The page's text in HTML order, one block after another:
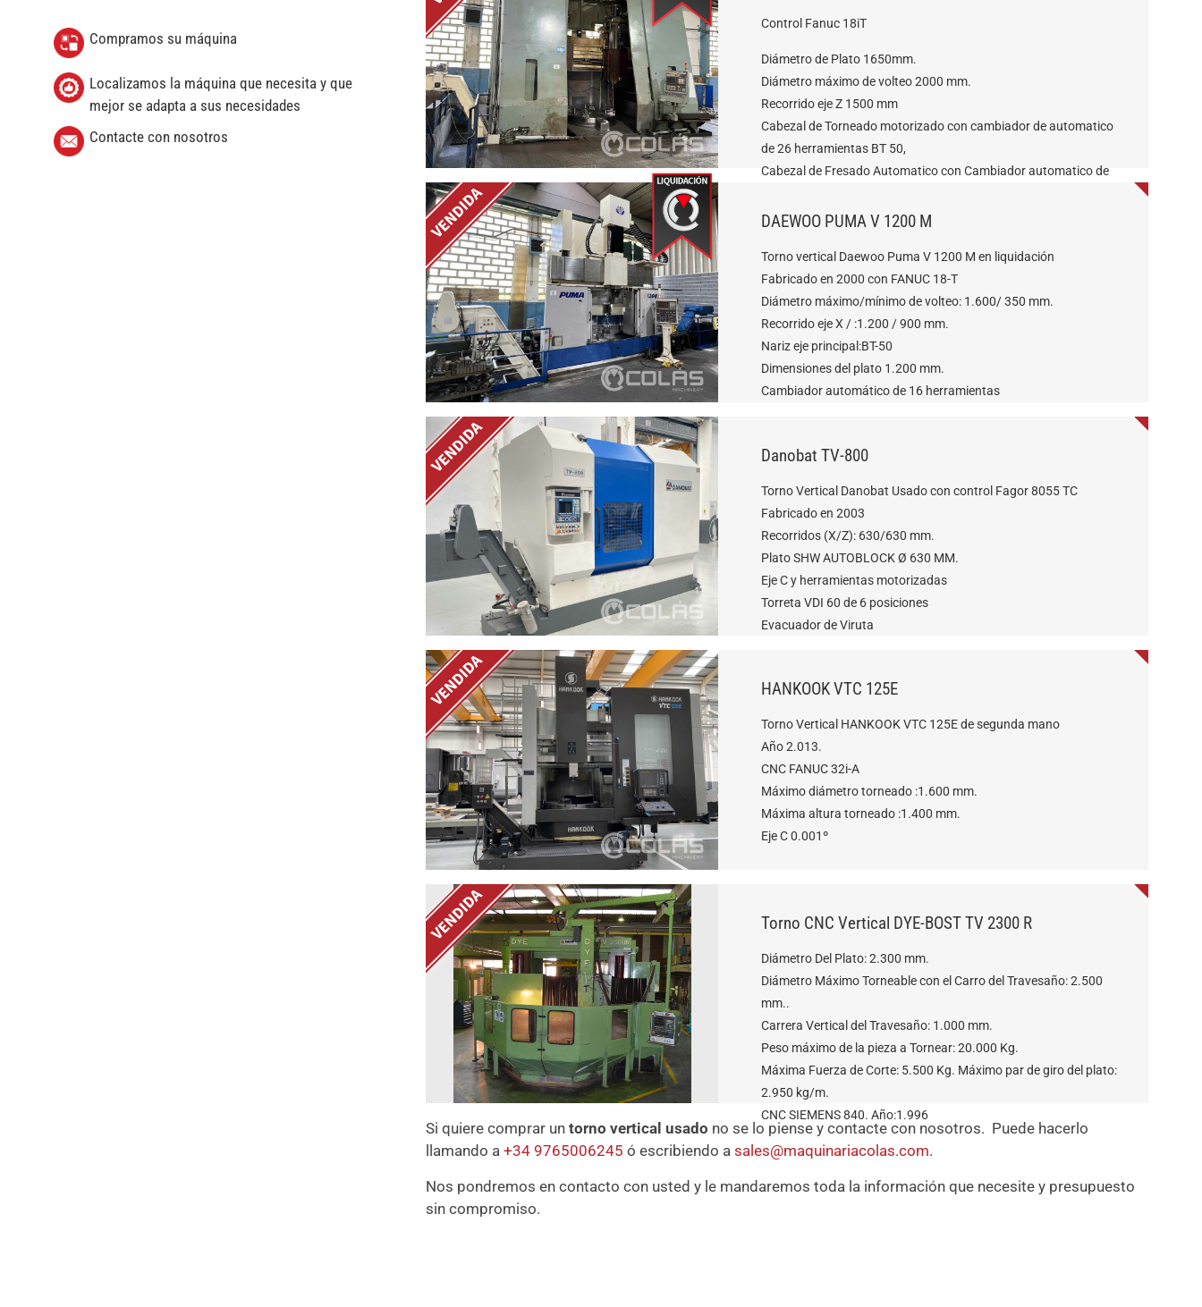
Control Fanuc 18iT
Diámetro de Plato 1650mm.
Diámetro máximo de volteo 2000 mm.
Recorrido eje Z 1500 mm
Cabezal de Torneado motorizado con cambiador de automatico
de 26 herramientas BT 50,
Cabezal de Fresado Automatico con Cambiador automatico de
DAEWOO PUMA V 1200 M
Torno vertical Daewoo Puma V 1200 M en liquidación
Fabricado en 2000 con FANUC 18-T
Diámetro máximo/mínimo de volteo: 1.600/ 350 mm.
Recorrido eje X / :1.200 / 900 mm.
Nariz eje principal:BT-50
Dimensiones del plato 1.200 mm.
Cambiador automático de 16 herramientas
Danobat TV-800
Torno Vertical Danobat Usado con control Fagor 8055 TC
Fabricado en 2003
Recorridos (X/Z): 630/630 mm.
Plato SHW AUTOBLOCK Ø 630 MM.
Eje C y herramientas motorizadas
Torreta VDI 60 de 6 posiciones
Evacuador de Viruta
HANKOOK VTC 125E
Torno Vertical HANKOOK VTC 125E de segunda mano
Año 2.013.
CNC FANUC 32i-A
Máximo diámetro torneado :1.600 mm.
Máxima altura torneado :1.400 mm.
Eje C 0.001º
Torno CNC Vertical DYE-BOST TV 2300 R
Diámetro Del Plato: 2.300 mm.
Diámetro Máximo Torneable con el Carro del Travesaño: 2.500
mm..
Carrera Vertical del Travesaño: 1.000 mm.
Peso máximo de la pieza a Tornear: 20.000 Kg.
Máxima Fuerza de Corte: 5.500 Kg. Máximo par de giro del plato:
2.950 kg/m.
CNC SIEMENS 840. Año:1.996
Si quiere comprar untorno vertical usado no se lo piense y contacte con nosotros. Puede hacerlo
llamando a+34 9765006245 ó escribiendo asales@maquinariacolas.com.
Nos pondremos en contacto con usted y le mandaremos toda la información que necesite y presupuesto
sin compromiso.
Compramos su máquina
Localizamos la máquina que necesita y que
mejor se adapta a sus necesidades
Contacte con nosotros